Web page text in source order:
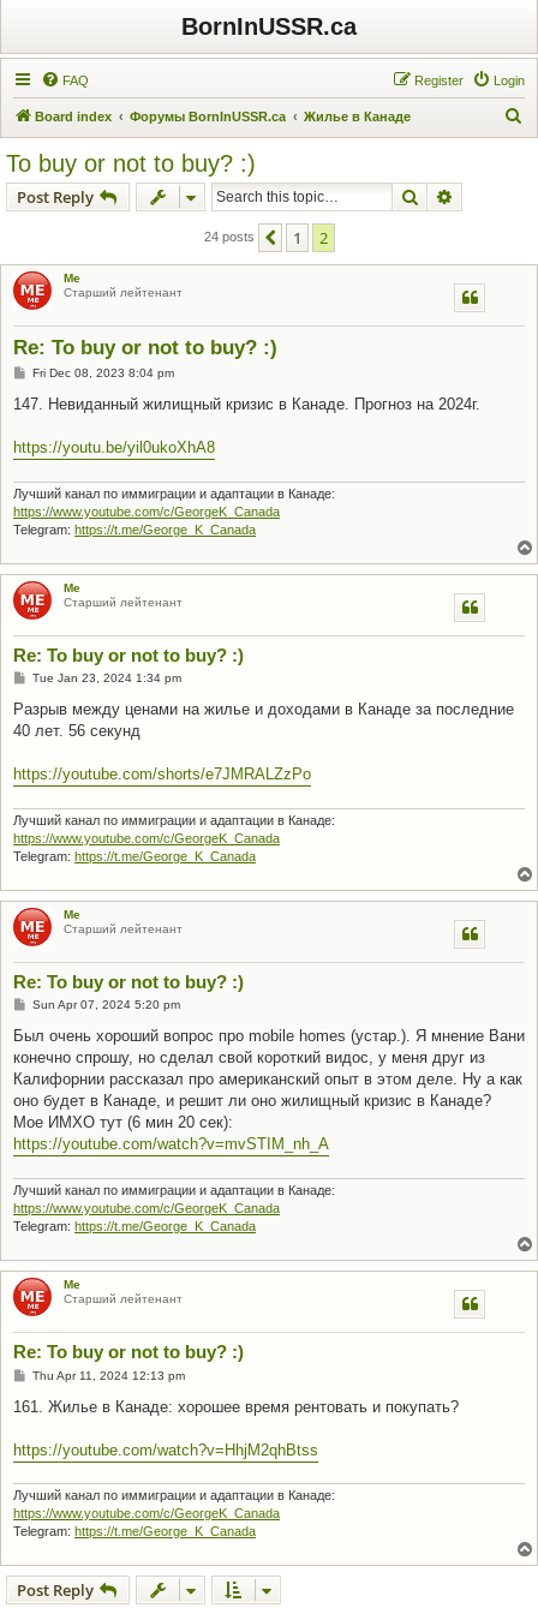
BornInUSSR.ca
FAQ Login
Register
Board index Форумы BornInUSSR.ca Жилье в Канаде
To buy or not to buy? :)
Post Reply Search
24 posts Previous
1 2
Me
Старший лейтенант
Re: To buy or not to buy? :)
P
s
Fri Dec 08, 2023 8:04 pm
147. Невиданный жилищный кризис в Канаде. Прогноз на 2024г.
https://youtu.be/yil0ukoXhA8
Лучший канал по иммиграции и адаптации в Канаде:
https://www.youtube.com/c/GeorgeK_Canada
Telegram: https://t.me/George_K_Canada
Me
Старший лейтенант
Re: To buy or not to buy? :)
P
s
Tue Jan 23, 2024 1:34 pm
Разрыв между ценами на жилье и доходами в Канаде за последние
40 лет. 56 секунд
https://youtube.com/shorts/e7JMRALZzPo
Лучший канал по иммиграции и адаптации в Канаде:
https://www.youtube.com/c/GeorgeK_Canada
Telegram: https://t.me/George_K_Canada
Me
Старший лейтенант
Re: To buy or not to buy? :)
P
s
Sun Apr 07, 2024 5:20 pm
Был очень хороший вопрос про mobile homes (устар.). Я мнение Вани
конечно спрошу, но сделал свой короткий видос, у меня друг из
Калифорнии рассказал про американский опыт в этом деле. Ну а как
оно будет в Канаде, и решит ли оно жилищный кризис в Канаде?
Мое ИМХО тут (6 мин 20 сек):
https://youtube.com/watch?v=mvSTIM_nh_A
Лучший канал по иммиграции и адаптации в Канаде:
https://www.youtube.com/c/GeorgeK_Canada
Telegram: https://t.me/George_K_Canada
Me
Старший лейтенант
Re: To buy or not to buy? :)
P
s
Thu Apr 11, 2024 12:13 pm
161. Жилье в Канаде: хорошее время рентовать и покупать?
https://youtube.com/watch?v=HhjM2qhBtss
Лучший канал по иммиграции и адаптации в Канаде:
https://www.youtube.com/c/GeorgeK_Canada
Telegram: https://t.me/George_K_Canada
Post Reply